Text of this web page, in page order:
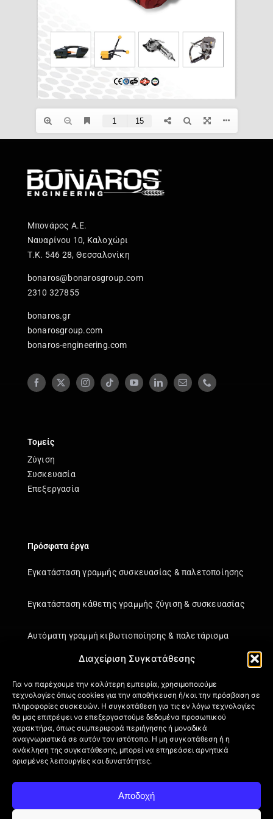
Διαχείριση Συγκατάθεσης
Για να παρέχουμε την καλύτερη εμπειρία, χρησιμοποιούμε
τεχνολογίες όπως cookies για την αποθήκευση ή/και την πρόσβαση σε
πληροφορίες συσκευών. Η συγκατάθεση για τις εν λόγω τεχνολογίες
θα μας επιτρέψει να επεξεργαστούμε δεδομένα προσωπικού
χαρακτήρα, όπως συμπεριφορά περιήγησης ή μοναδικά
αναγνωριστικά σε αυτόν τον ιστότοπο. Η μη συγκατάθεση ή η
ανάκληση της συγκατάθεσης, μπορεί να επηρεάσει αρνητικά
ορισμένες λειτουργίες και δυνατότητες.
Αποδοχή
Μπονάρος Α.Ε.
Ναυαρίνου 10, Καλοχώρι
Τ.Κ. 546 28, Θεσσαλονίκη
bonaros@bonarosgroup.com
2310 327855
bonaros.gr
bonarosgroup.com
bonaros-engineering.com
Τομείς
Ζύγιση
Συσκευασία
Επεξεργασία
Πρόσφατα έργα
Εγκατάσταση γραμμής συσκευασίας & παλετοποίησης
Εγκατάσταση κάθετης γραμμής ζύγιση & συσκευασίας
Αυτόματη γραμμή κιβωτιοποίησης & παλετάρισμα
Πληροφορίες
Πιστοποιήσεις
Όροι Χρήσης
Πολιτική απορρήτου